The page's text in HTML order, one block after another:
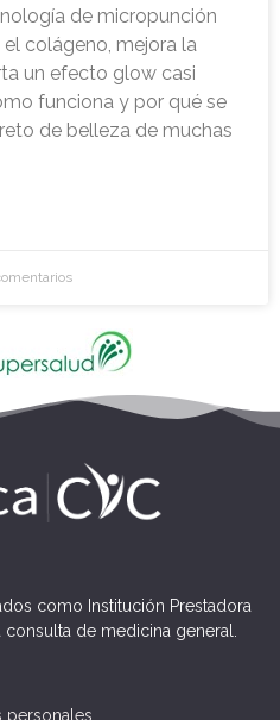
de micropunción
colágeno, mejora la
un efecto glow casi
funciona y por qué se
de belleza de muchas
como Institución Prestadora
de medicina general.
personales